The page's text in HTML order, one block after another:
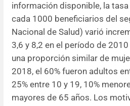
información disponible, la
cada 1000 beneficiarios del
Nacional de Salud) varió
3,6 y 8,2 en el período de
una proporción similar de
2018, el 60% fueron adultos
25% entre 10 y 19, 10%
mayores de 65 años. Los